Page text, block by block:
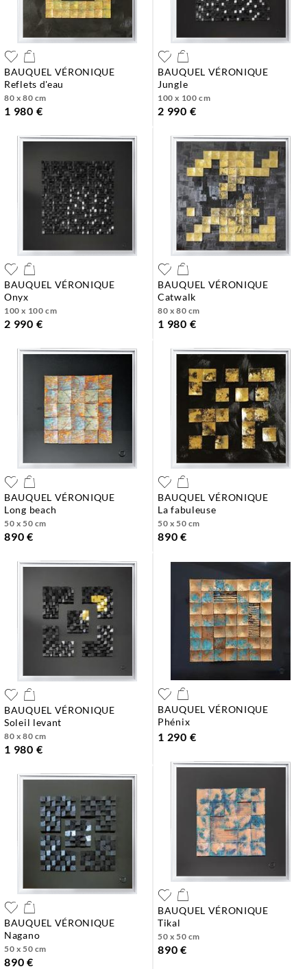
BAUQUEL VÉRONIQUE
reflets d'eau
80 x 80 cm
1 980 €
BAUQUEL VÉRONIQUE
jungle
100 x 100 cm
2 990 €
BAUQUEL VÉRONIQUE
onyx
100 x 100 cm
2 990 €
BAUQUEL VÉRONIQUE
catwalk
80 x 80 cm
1 980 €
BAUQUEL VÉRONIQUE
long beach
50 x 50 cm
890 €
BAUQUEL VÉRONIQUE
la fabuleuse
50 x 50 cm
890 €
BAUQUEL VÉRONIQUE
soleil levant
80 x 80 cm
1 980 €
BAUQUEL VÉRONIQUE
phénix
1 290 €
BAUQUEL VÉRONIQUE
nagano
50 x 50 cm
890 €
BAUQUEL VÉRONIQUE
tikal
50 x 50 cm
890 €